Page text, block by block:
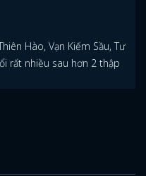
Hào, Vạn Kiếm Sầu, Tư
rất nhiều sau hơn 2 thập